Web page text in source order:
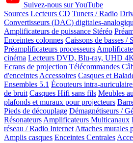
Suivez-nous sur YouTube
Sources Lecteurs CD Tuners / Radio
Convertisseurs (DAC) digitales-
Amplificateurs de puissance Stéréo
Enceintes colonnes Caissons de basses /
Préamplificateurs processeurs
cinéma Lecteurs DVD, Blu-ray, UHD
Ecrans de projection Télécommandes
d'enceintes Accessoires Casques et
Ensembles 5.1 Écouteurs intra-
de bruit Casques Hifi sans fils Meubles
plafonds et muraux pour projecteurs
Pieds de découplage Démagnétiseurs /
Résonateurs Amplificateurs Multicanaux
réseau / Radio Internet Attaches murales
Amplis casques Enceintes Centrales